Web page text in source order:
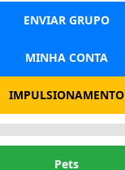
ENVIAR GRUPO
MINHA CONTA
IMPULSIONAMENTO
Pets